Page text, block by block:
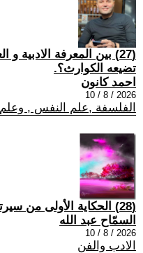
(27) بين المعرفة الادبية
تضيعه الكوارث؟.
احمد كانون
2026 / 8 / 10
الفلسفة ,علم النفس , وعلم
(28) الحكاية الأولى من سيرتي الذاتية، 26
السمّاح عبد الله
2026 / 8 / 10
الادب والفن